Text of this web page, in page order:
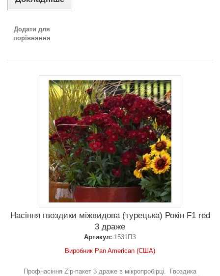
Додати для
порівняння
Насіння гвоздики міжвидова (турецька) Рокін F1 red
3 драже
Артикул: 1531ПЗ
Виробник Pan American (США)
Профнасіння Zip-пакет 3 драже в мікропробірці. Гвоздика